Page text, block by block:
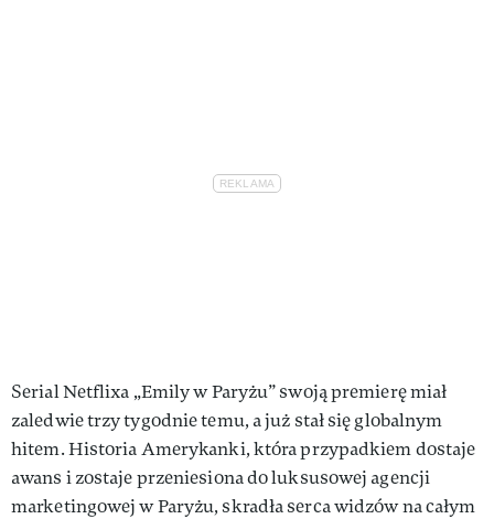
Serial Netflixa „Emily w Paryżu” swoją premierę miał
zaledwie trzy tygodnie temu, a już stał się globalnym
hitem. Historia Amerykanki, która przypadkiem dostaje
awans i zostaje przeniesiona do luksusowej agencji
marketingowej w Paryżu, skradła serca widzów na całym